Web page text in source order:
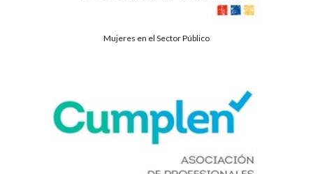
Mujeres en el Sector Público